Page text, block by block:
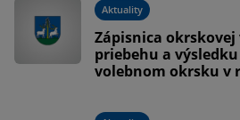
Aktuality
Zápisnica
priebehu a
volebnom okrsku v